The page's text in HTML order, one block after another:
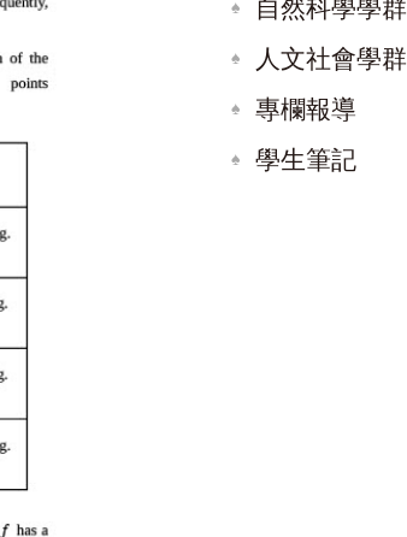
自然科學學群
人文社會學群
專欄報導
學生筆記